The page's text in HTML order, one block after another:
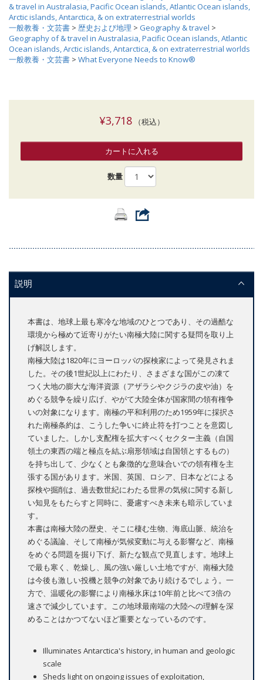
& travel in Australasia, Pacific Ocean islands, Atlantic Ocean islands,
Arctic islands, Antarctica, & on extraterrestrial worlds
一般教養・文芸書 > 歴史および地理 > Geography & travel >
Geography of & travel in Australasia, Pacific Ocean islands, Atlantic
Ocean islands, Arctic islands, Antarctica, & on extraterrestrial worlds
一般教養・文芸書 > What Everyone Needs to Know®
¥3,718（税込）
カートに入れる
数量
説明
本書は、地球上最も寒冷な地域のひとつであり、その過酷な
環境から極めて近寄りがたい南極大陸に関する疑問を取り上
げ解説します。
南極大陸は1820年にヨーロッパの探検家によって発見されま
した。その後1世紀以上にわたり、さまざまな国がこの凍て
つく大地の膨大な海洋資源（アザラシやクジラの皮や油）を
めぐる競争を繰り広げ、やがて大陸全体が国家間の領有権争
いの対象になります。南極の平和利用のため1959年に採択さ
れた南極条約は、こうした争いに終止符を打つことを意図し
ていました。しかし支配権を拡大すべくセクター主義（自国
領土の東西の端と極点を結ぶ扇形領域は自国領とするもの）
を持ち出して、少なくとも象徴的な意味合いでの領有権を主
張する国があります。米国、英国、ロシア、日本などによる
探検や掘削は、過去数世紀にわたる世界の気候に関する新し
い知見をもたらすと同時に、憂慮すべき未来も暗示していま
す。
本書は南極大陸の歴史、そこに棲む生物、海底山脈、統治を
めぐる議論、そして南極が気候変動に与える影響など、南極
をめぐる問題を掘り下げ、新たな観点で見直します。地球上
で最も寒く、乾燥し、風の強い厳しい土地ですが、南極大陸
は今後も激しい投機と競争の対象であり続けるでしょう。一
方で、温暖化の影響により南極氷床は10年前と比べて3倍の
速さで減少しています。この地球最南端の大陸への理解を深
めることはかつてないほど重要となっているのです。
Illuminates Antarctica's history, in human and geologic
scale
Sheds light on ongoing issues of exploitation,